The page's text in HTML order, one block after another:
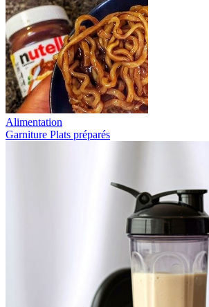
Alimentation
Garniture Plats préparés